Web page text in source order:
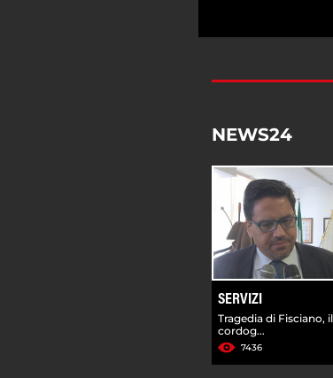
NEWS24
SERVIZI
Tragedia di Fisciano, il
cordog...
7436